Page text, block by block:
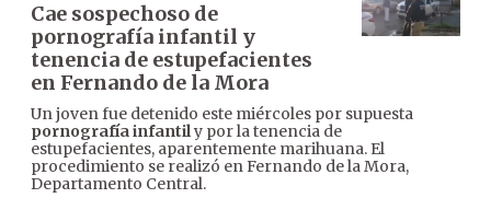
Cae sospechoso de
pornografía infantil y
tenencia de estupefacientes
en Fernando de la Mora
Un joven fue detenido este miércoles por supuesta
pornografía infantily por la tenencia de
estupefacientes, aparentemente marihuana. El
procedimiento se realizó en Fernando de la Mora,
Departamento Central.